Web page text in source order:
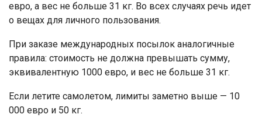
евро, а вес не больше 31 кг. Во всех случаях речь идет
о вещах для личного пользования.
При заказе международных посылок аналогичные
правила: стоимость не должна превышать сумму,
эквивалентную 1000 евро, и вес не больше 31 кг.
Если летите самолетом, лимиты заметно выше — 10
000 евро и 50 кг.